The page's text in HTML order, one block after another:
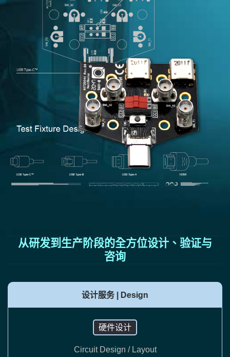
从研发到生产阶段的全方位设计、验证与
咨询
硬件设计
Circuit Design / Layout
设计服务 | Design